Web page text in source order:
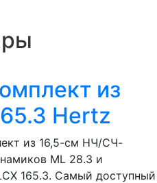
из
Hertz
из 16,5-см НЧ/СЧ-
ML 28.3 и
165.3. Самый доступный